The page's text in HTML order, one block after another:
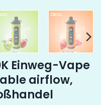
Einweg-Vape
airflow,